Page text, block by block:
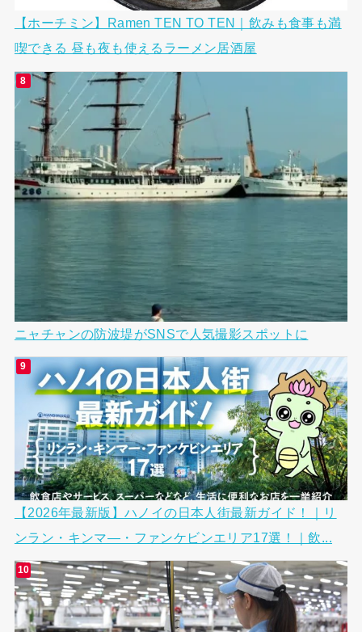
【ホーチミン】Ramen TEN TO TEN｜飲みも食事も満
喫できる 昼も夜も使えるラーメン居酒屋
ニャチャンの防波堤がSNSで人気撮影スポットに
【2026年最新版】ハノイの日本人街最新ガイド！｜リ
ンラン・キンマ―・ファンケビンエリア17選！｜飲...